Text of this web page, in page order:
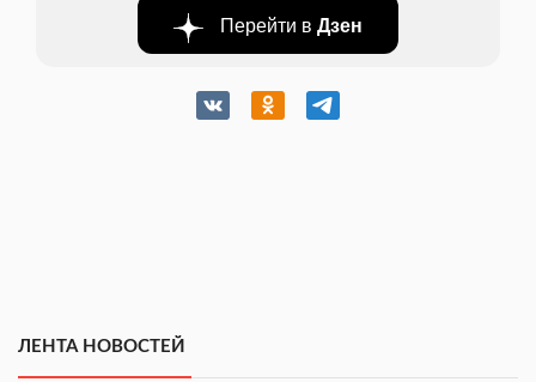
Перейти в Дзен
ЛЕНТА НОВОСТЕЙ